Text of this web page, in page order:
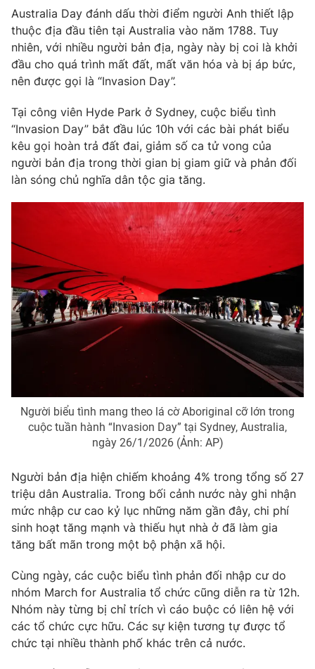
Emagazine Podcast
Photo Infographic
VTV Money VTV Thể thao
VTV Sức khoẻ Bất động sản
Thị trường 24h Tấm lòng Việt
VTV4
VTV9 VTV8
Liên hệ tòa soạn
THỜI BÁO VTV
Theo dõi báo trên
Cơ quan chủ quản:Đài Truyền hình Việt Nam
Cơ quan báo chí:Thời báo VTV
Giấy phép hoạt động báo in và báo điện tử số 483/GP-BTTTT
cấp ngày 29/12/2023
Tổng Biên tập:
Vũ Thanh Thủy
Phó Tổng Biên tập: Nguyễn Thị Mỹ Hạnh, Phạm Quốc Thắng,
Nguyễn Trọng Ninh
Australia Day đánh dấu thời điểm người Anh thiết lập
thuộc địa đầu tiên tại Australia vào năm 1788. Tuy
nhiên, với nhiều người bản địa, ngày này bị coi là khởi
đầu cho quá trình mất đất, mất văn hóa và bị áp bức,
nên được gọi là “Invasion Day”.
Tại công viên Hyde Park ở Sydney, cuộc biểu tình
“Invasion Day” bắt đầu lúc 10h với các bài phát biểu
kêu gọi hoàn trả đất đai, giảm số ca tử vong của
người bản địa trong thời gian bị giam giữ và phản đối
làn sóng chủ nghĩa dân tộc gia tăng.
Người biểu tình mang theo lá cờ Aboriginal cỡ lớn trong
cuộc tuần hành “Invasion Day” tại Sydney, Australia,
ngày 26/1/2026 (Ảnh: AP)
Người bản địa hiện chiếm khoảng 4% trong tổng số 27
triệu dân Australia. Trong bối cảnh nước này ghi nhận
mức nhập cư cao kỷ lục những năm gần đây, chi phí
sinh hoạt tăng mạnh và thiếu hụt nhà ở đã làm gia
tăng bất mãn trong một bộ phận xã hội.
Cùng ngày, các cuộc biểu tình phản đối nhập cư do
nhóm March for Australia tổ chức cũng diễn ra từ 12h.
Nhóm này từng bị chỉ trích vì cáo buộc có liên hệ với
các tổ chức cực hữu. Các sự kiện tương tự được tổ
chức tại nhiều thành phố khác trên cả nước.